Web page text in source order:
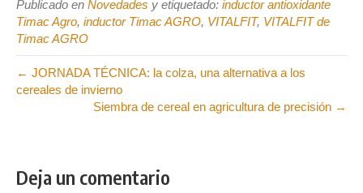
Publicado en Novedades y etiquetado: inductor antioxidante
Timac Agro, inductor Timac AGRO, VITALFIT, VITALFIT de
Timac AGRO
← JORNADA TÉCNICA: la colza, una alternativa a los
cereales de invierno
Siembra de cereal en agricultura de precisión →
Deja un comentario